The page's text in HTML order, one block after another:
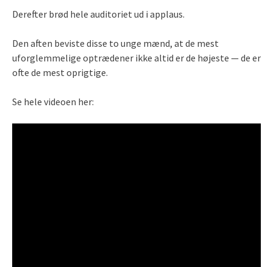
Derefter brød hele auditoriet ud i applaus.
Den aften beviste disse to unge mænd, at de mest
uforglemmelige optrædener ikke altid er de højeste — de er
ofte de mest oprigtige.
Se hele videoen her: